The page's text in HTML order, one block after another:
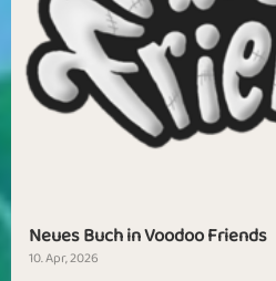
Neues Buch in Voodoo Friends
10. Apr, 2026